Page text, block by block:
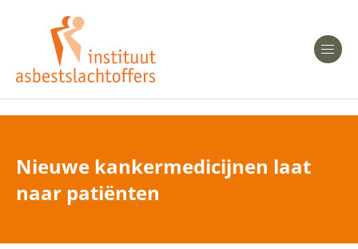
Heeft u Mesothelioom?
Heeft u Asbestose?
Asbest en Gezondheid
Nieuwe kankermedicijnen laat
naar patiënten